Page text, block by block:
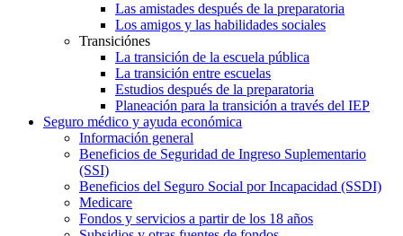
Las amistades después de la preparatoria
Los amigos y las habilidades sociales
Transiciónes
La transición de la escuela pública
La transición entre escuelas
Estudios después de la preparatoria
Planeación para la transición a través del IEP
Seguro médico y ayuda económica
Información general
Beneficios de Seguridad de Ingreso Suplementario
(SSI)
Beneficios del Seguro Social por Incapacidad (SSDI)
Medicare
Fondos y servicios a partir de los 18 años